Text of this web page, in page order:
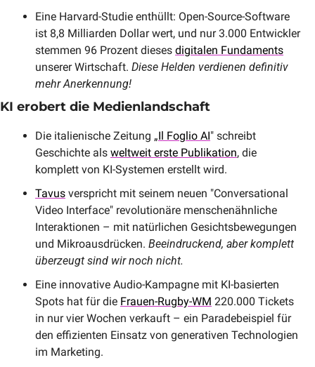
Eine Harvard-Studie enthüllt: Open-Source-Software
ist 8,8 Milliarden Dollar wert, und nur 3.000 Entwickler
stemmen 96 Prozent dieses digitalen Fundaments
unserer Wirtschaft. Diese Helden verdienen definitiv
mehr Anerkennung!
KI erobert die Medienlandschaft
Die italienische Zeitung „Il Foglio AI" schreibt
Geschichte als weltweit erste Publikation, die
komplett von KI-Systemen erstellt wird.
Tavus verspricht mit seinem neuen "Conversational
Video Interface" revolutionäre menschenähnliche
Interaktionen – mit natürlichen Gesichtsbewegungen
und Mikroausdrücken. Beeindruckend, aber komplett
überzeugt sind wir noch nicht.
Eine innovative Audio-Kampagne mit KI-basierten
Spots hat für die Frauen-Rugby-WM 220.000 Tickets
in nur vier Wochen verkauft – ein Paradebeispiel für
den effizienten Einsatz von generativen Technologien
im Marketing.